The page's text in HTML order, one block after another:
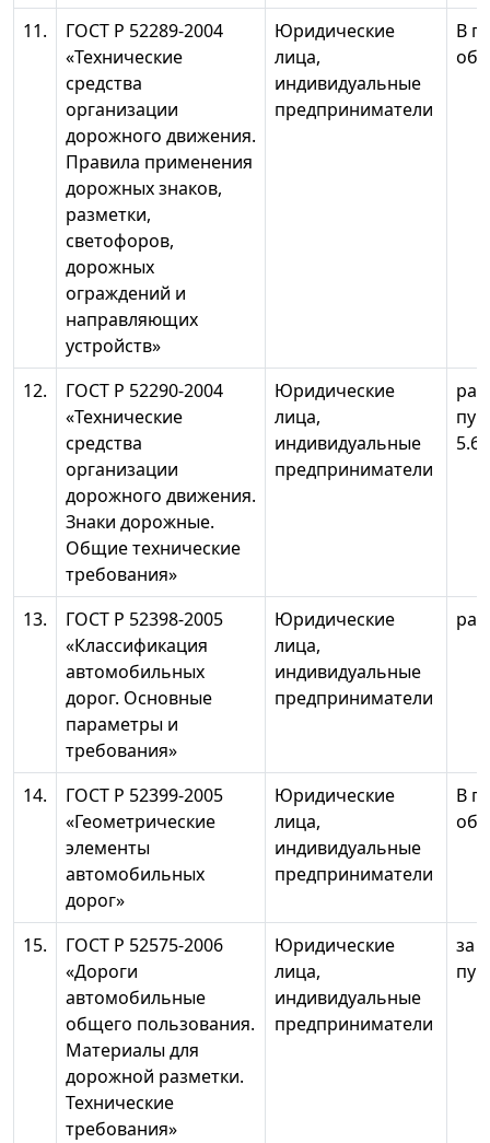
11.
ГОСТ Р 52289-2004
«Технические
средства
организации
дорожного движения.
Правила применения
дорожных знаков,
разметки,
светофоров,
дорожных
ограждений и
направляющих
устройств»
Юридические
лица,
индивидуальные
предприниматели
В
12.
ГОСТ Р 52290-2004
«Технические
средства
организации
дорожного движения.
Знаки дорожные.
Общие технические
требования»
Юридические
лица,
индивидуальные
предприниматели
13.
ГОСТ Р 52398-2005
«Классификация
автомобильных
дорог. Основные
параметры и
требования»
Юридические
лица,
индивидуальные
предприниматели
14.
ГОСТ Р 52399-2005
«Геометрические
элементы
автомобильных
дорог»
Юридические
лица,
индивидуальные
предприниматели
В
15.
ГОСТ Р 52575-2006
«Дороги
автомобильные
общего пользования.
Материалы для
дорожной разметки.
Технические
требования»
Юридические
лица,
индивидуальные
предприниматели
за